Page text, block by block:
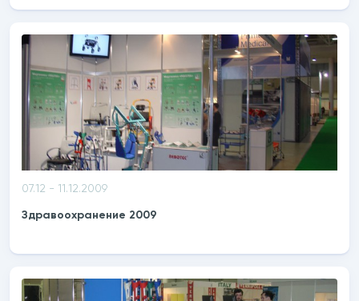
07.12 - 11.12.2009
Здравоохранение 2009